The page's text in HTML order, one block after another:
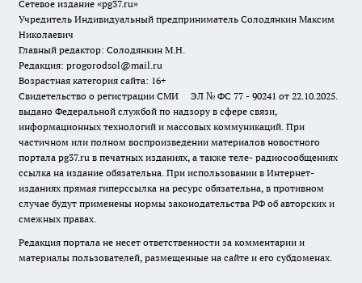
Сетевое издание «pg37.ru»
Учредитель Индивидуальный предприниматель Солодянкин Максим
Николаевич
Главный редактор: Солодянкин М.Н.
Редакция: progorodsol@mail.ru
Возрастная категория сайта: 16+
Свидетельство о регистрации СМИ ЭЛ № ФС 77 - 90241 от 22.10.2025.
выдано Федеральной службой по надзору в сфере связи,
информационных технологий и массовых коммуникаций. При
частичном или полном воспроизведении материалов новостного
портала pg37.ru в печатных изданиях, а также теле- радиосообщениях
ссылка на издание обязательна. При использовании в Интернет-
изданиях прямая гиперссылка на ресурс обязательна, в противном
случае будут применены нормы законодательства РФ об авторских и
смежных правах.
Редакция портала не несет ответственности за комментарии и
материалы пользователей, размещенные на сайте и его субдоменах.